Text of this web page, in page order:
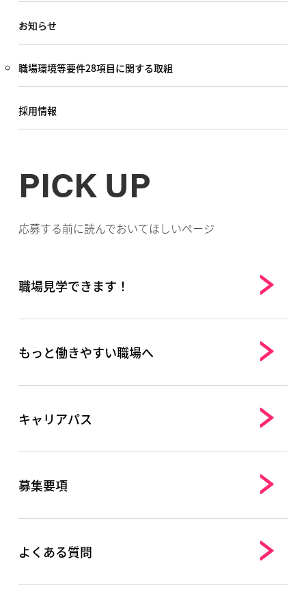
お知らせ
職場環境等要件28項目に関する取組
採用情報
PICK UP
応募する前に読んでおいてほしいページ
職場見学できます！
もっと働きやすい職場へ
キャリアパス
募集要項
よくある質問